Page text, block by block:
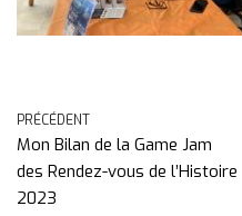
PRÉCÉDENT
Mon Bilan de la Game Jam
des Rendez-vous de l’Histoire
2023